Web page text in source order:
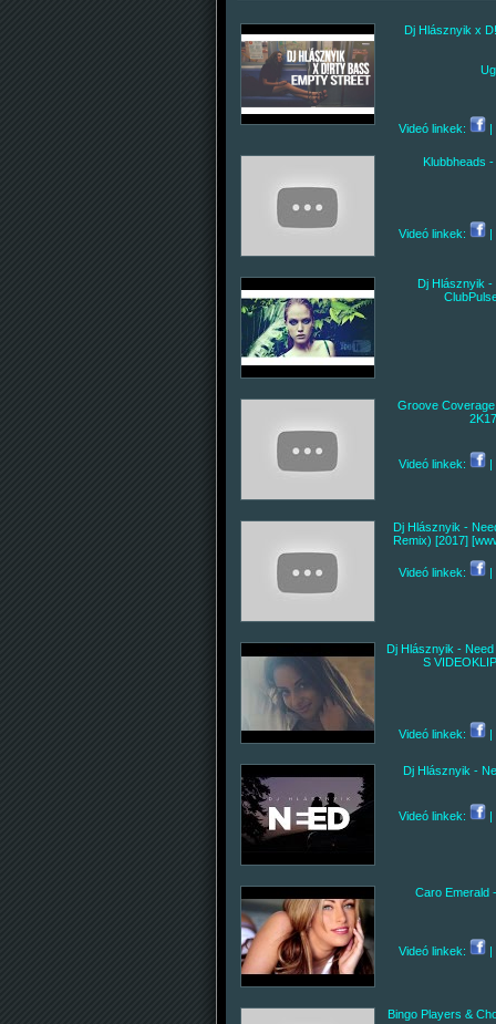
Dj Hlásznyik x
Videó linkek: |
Klubbheads
Videó linkek: |
Dj Hlásznyik
Groove
Videó linkek: |
Dj Hlásznyik -
Remix) [2017]
Videó linkek: |
Dj Hlásznyik -
S
Videó linkek: |
Dj Hlásznyik -
Videó linkek: |
Caro Emerald
Videó linkek: |
Bingo Players &